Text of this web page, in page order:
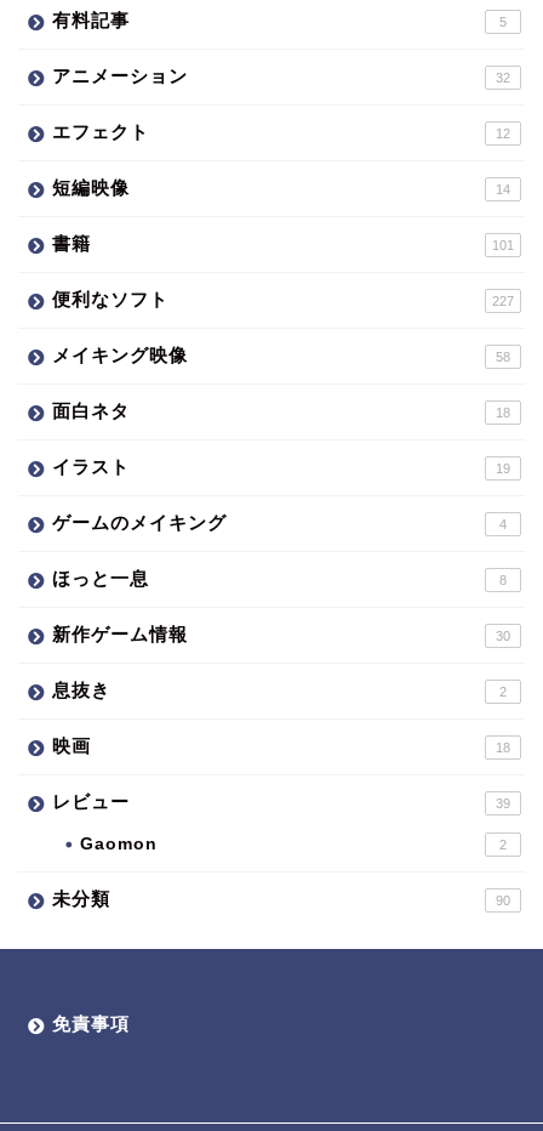
有料記事 5
アニメーション 32
エフェクト 12
短編映像 14
書籍 101
便利なソフト 227
メイキング映像 58
面白ネタ 18
イラスト 19
ゲームのメイキング 4
ほっと一息 8
新作ゲーム情報 30
息抜き 2
映画 18
レビュー 39
Gaomon 2
未分類 90
免責事項